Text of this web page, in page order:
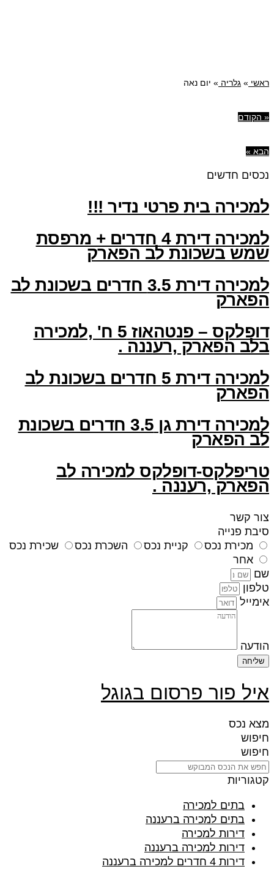
ראשי » גלריה » יום נאה
« הקודם
הבא »
נכסים חדשים
למכירה בית פרטי נדיר !!!
למכירה דירת 4 חדרים + מרפסת
שמש בשכונת לב הפארק
למכירה דירת 3.5 חדרים בשכונת לב
הפארק
דופלקס – פנטהאוז 5 ח' ,למכירה
בלב הפארק ,רעננה .
למכירה דירת 5 חדרים בשכונת לב
הפארק
למכירה דירת גן 3.5 חדרים בשכונת
לב הפארק
טריפלקס-דופלקס למכירה לב
הפארק ,רעננה .
צור קשר
סיבת פנייה
מכירת נכס
קניית נכס השכרת נכס
שכירת נכס
אחר
שם
טלפון
אימייל
הודעה
שליחה
איל פור פרסום בגוגל
מצא נכס
חיפוש
חיפוש
קטגוריות
בתים למכירה
בתים למכירה ברעננה
דירות למכירה
דירות למכירה ברעננה
דירות 4 חדרים למכירה ברעננה